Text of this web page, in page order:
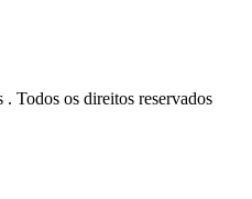
Todos os direitos reservados